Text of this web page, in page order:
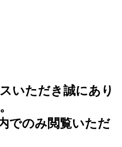
いただき誠にあり
でのみ閲覧いただ